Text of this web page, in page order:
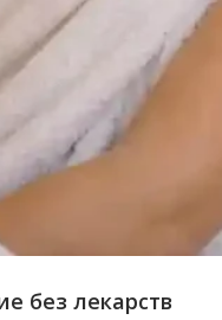
без лекарств